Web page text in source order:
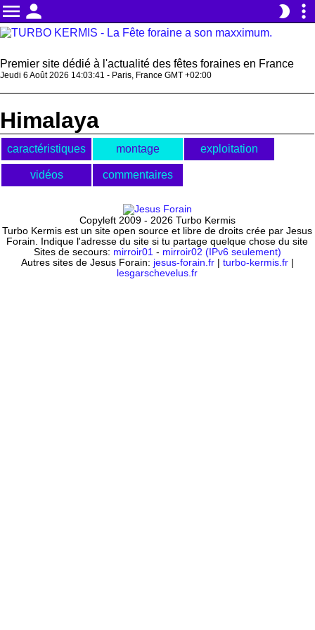
menu person brightness_2 more_vert
Premier site dédié à l'actualité des fêtes foraines en France
Jeudi 6 Août 2026 14:03:41 - Paris, France GMT +02:00
Himalaya
caractéristiques montage exploitation
vidéos commentaires
Copyleft 2009 - 2026 Turbo Kermis
Turbo Kermis est un site open source et libre de droits crée par Jesus
Forain. Indique l'adresse du site si tu partage quelque chose du site
Sites de secours: mirroir01 - mirroir02 (IPv6 seulement)
Autres sites de Jesus Forain: jesus-forain.fr| turbo-kermis.fr|
lesgarschevelus.fr